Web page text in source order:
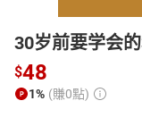
30岁前要学会
$48
1% (賺0點)